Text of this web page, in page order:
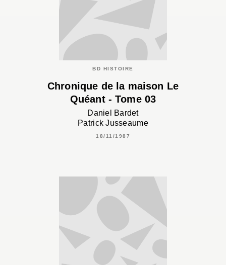
BD HISTOIRE
Chronique de la maison Le
Quéant - Tome 03
Daniel Bardet
Patrick Jusseaume
18/11/1987